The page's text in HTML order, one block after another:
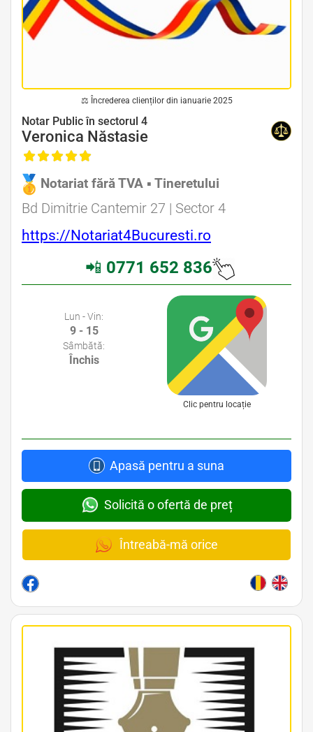
⚖ Încrederea clienților din ianuarie 2025
Notar Public în sectorul 4
Veronica Năstasie
Notariat fără TVA ▪ Tineretului
Bd Dimitrie Cantemir 27 | Sector 4
https://Notariat4Bucuresti.ro
📲 0771 652 836
Lun - Vin:
9 - 15
Sâmbătă:
Închis
Clic pentru locație
Apasă pentru a suna
Solicită o ofertă de preț
Întreabă-mă orice